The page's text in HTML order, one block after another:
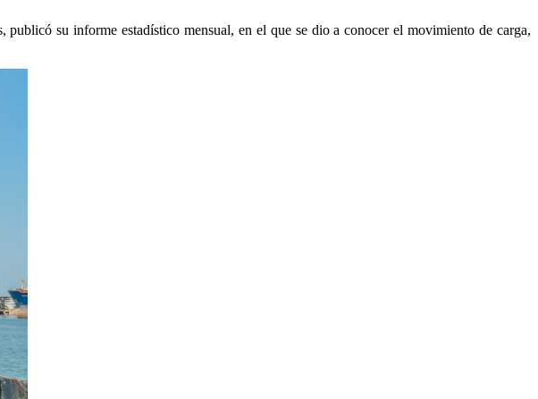
su informe estadístico mensual, en el que se dio a conocer el movimiento de carga,